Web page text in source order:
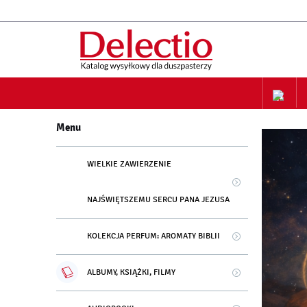
Menu
WIELKIE ZAWIERZENIE
NAJŚWIĘTSZEMU SERCU PANA JEZUSA
KOLEKCJA PERFUM: AROMATY BIBLII
ALBUMY, KSIĄŻKI, FILMY